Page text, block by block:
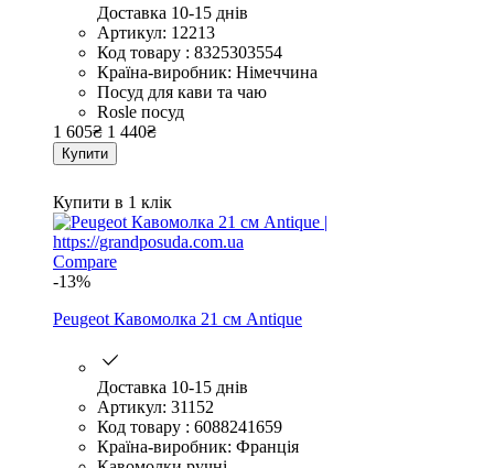
Доставка 10-15 днів
Артикул: 12213
Код товару : 8325303554
Країна-виробник: Німеччина
Посуд для кави та чаю
Rosle посуд
1 605₴ 1 440₴
Купити
Купити в 1 клік
Compare
-13%
Peugeot Кавомолка 21 см Antique
Доставка 10-15 днів
Артикул: 31152
Код товару : 6088241659
Країна-виробник: Франція